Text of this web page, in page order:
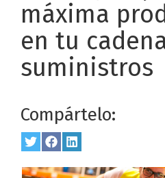
máxima
en tu
suministros
Compártelo:
Share
Twitter
Share
Facebook
Share
LinkedIn